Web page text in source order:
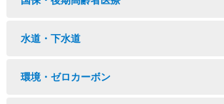
水道・下水道
環境・ゼロカーボン